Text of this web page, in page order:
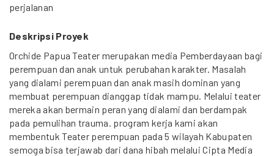
perjalanan
Deskripsi Proyek
Orchide Papua Teater merupakan media Pemberdayaan bagi
perempuan dan anak untuk perubahan karakter. Masalah
yang dialami perempuan dan anak masih dominan yang
membuat perempuan dianggap tidak mampu. Melalui teater
mereka akan bermain peran yang dialami dan berdampak
pada pemulihan trauma. program kerja kami akan
membentuk Teater perempuan pada 5 wilayah Kabupaten
semoga bisa terjawab dari dana hibah melalui Cipta Media